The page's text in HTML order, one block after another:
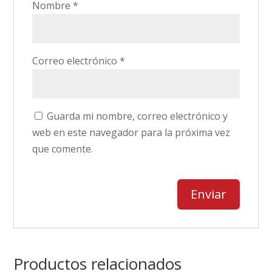
Nombre*
Correo electrónico*
Guarda mi nombre, correo electrónico y
web en este navegador para la próxima vez
que comente.
Productos relacionados